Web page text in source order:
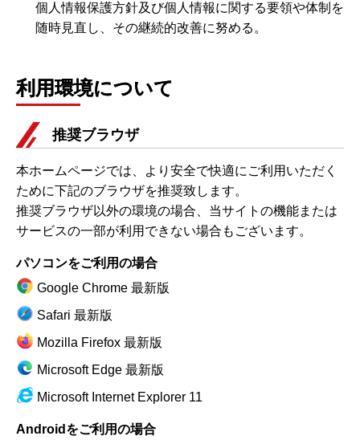
個人情報保護方針及び個人情報に関する要領や体制を
随時見直し、その継続的改善に努める。
利用環境について
推奨ブラウザ
本ホームページでは、より安全で快適にご利用いただく
ために下記のブラウザを推奨致します。
推奨ブラウザ以外の環境の場合、当サイトの機能または
サービスの一部が利用できない場合もございます。
パソコンをご利用の場合
Google Chrome 最新版
Safari 最新版
Mozilla Firefox 最新版
Microsoft Edge 最新版
Microsoft Internet Explorer 11
Androidをご利用の場合